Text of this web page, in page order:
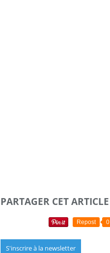
PARTAGER CET ARTICLE
Repost 0
S'inscrire à la newsletter